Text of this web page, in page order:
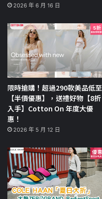
2026 年 6 月 16 日
限時搶購！超過290款美品低至
【半價優惠】，送禮好物【8折
入手】Cotton On 年度大優
惠！
2026 年 5 月 12 日